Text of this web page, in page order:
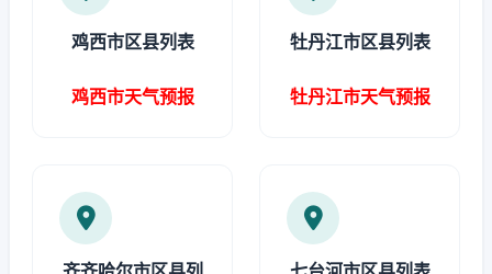
鸡西市区县列表
鸡西市天气预报
牡丹江市区县列表
牡丹江市天气预报